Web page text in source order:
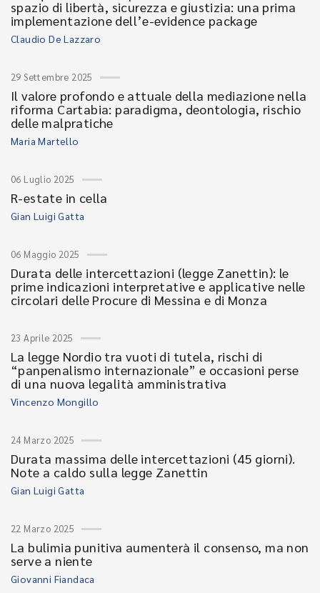
spazio di libertà, sicurezza e giustizia: una prima
implementazione dell’e-evidence package
Claudio De Lazzaro
29 Settembre 2025
Il valore profondo e attuale della mediazione nella
riforma Cartabia: paradigma, deontologia, rischio
delle malpratiche
Maria Martello
06 Luglio 2025
R-estate in cella
Gian Luigi Gatta
06 Maggio 2025
Durata delle intercettazioni (legge Zanettin): le
prime indicazioni interpretative e applicative nelle
circolari delle Procure di Messina e di Monza
23 Aprile 2025
La legge Nordio tra vuoti di tutela, rischi di
“panpenalismo internazionale” e occasioni perse
di una nuova legalità amministrativa
Vincenzo Mongillo
24 Marzo 2025
Durata massima delle intercettazioni (45 giorni).
Note a caldo sulla legge Zanettin
Gian Luigi Gatta
22 Marzo 2025
La bulimia punitiva aumenterà il consenso, ma non
serve a niente
Giovanni Fiandaca